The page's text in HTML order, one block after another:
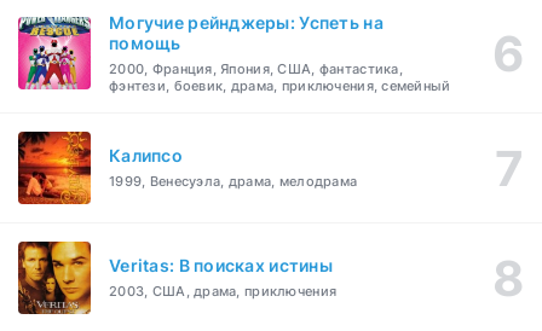
Могучие рейнджеры: Успеть на
помощь
2000, Франция, Япония, США, фантастика,
фэнтези, боевик, драма, приключения, семейный
Калипсо
1999, Венесуэла, драма, мелодрама
Veritas: В поисках истины
2003, США, драма, приключения